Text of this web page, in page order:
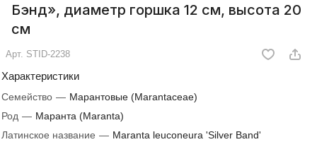
Бэнд», диаметр горшка 12 см, высота 20
см
Арт. STID-2238
Характеристики
Семейство — Марантовые (Marantaceae)
Род — Маранта (Maranta)
Латинское название — Maranta leuconeura 'Silver Band'